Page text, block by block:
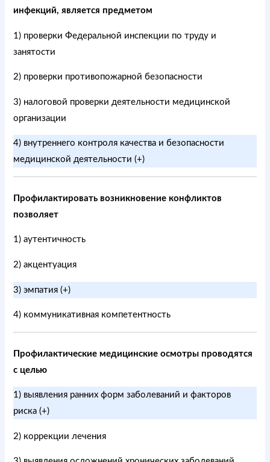
инфекций, является предметом
1) проверки Федеральной инспекции по труду и
занятости
2) проверки противопожарной безопасности
3) налоговой проверки деятельности медицинской
организации
4) внутреннего контроля качества и безопасности
медицинской деятельности (+)
Профилактировать возникновение конфликтов
позволяет
1) аутентичность
2) акцентуация
3) эмпатия (+)
4) коммуникативная компетентность
Профилактические медицинские осмотры проводятся
с целью
1) выявления ранних форм заболеваний и факторов
риска (+)
2) коррекции лечения